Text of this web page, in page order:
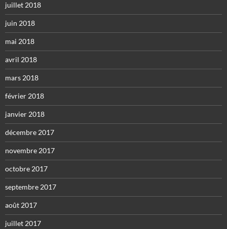
juillet 2018
juin 2018
mai 2018
avril 2018
mars 2018
février 2018
janvier 2018
décembre 2017
novembre 2017
octobre 2017
septembre 2017
août 2017
juillet 2017